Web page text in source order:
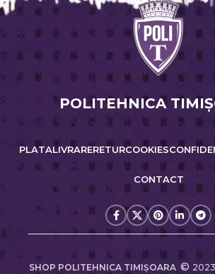
POLITEHNICA
PLATALIVRARERETURCOOKIES
CONTACT
SHOP POLITEHNICA TIMIŞOARA ©